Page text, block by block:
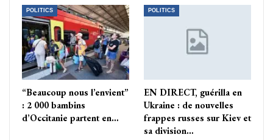
POLITICS
“Beaucoup nous l’envient”
: 2 000 bambins
d’Occitanie partent en…
POLITICS
EN DIRECT, guérilla en
Ukraine : de nouvelles
frappes russes sur Kiev et
sa division…